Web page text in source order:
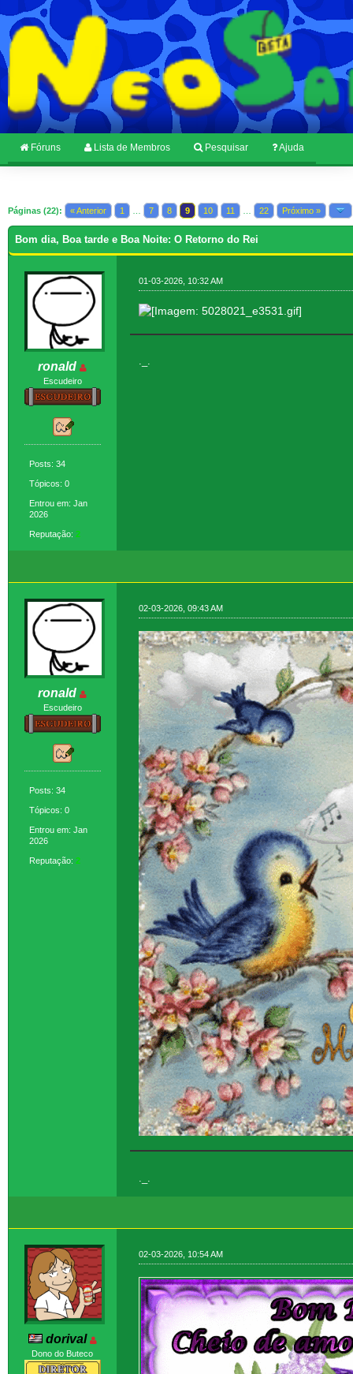
Fóruns Lista de Membros Pesquisar Ajuda
Páginas (22): « Anterior 1 7 8 9 10 11 22 Próximo »
Bom dia, Boa tarde e Boa Noite: O Retorno do Rei
ronald
Escudeiro
Posts: 34
Tópicos: 0
Entrou em: Jan
2026
Reputação: 2
01-03-2026, 10:32 AM
._.
ronald
Escudeiro
Posts: 34
Tópicos: 0
Entrou em: Jan
2026
Reputação: 2
02-03-2026, 09:43 AM
dorival
Dono do Buteco
02-03-2026, 10:54 AM